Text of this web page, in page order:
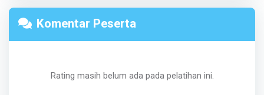
Komentar Peserta
Rating masih belum ada pada pelatihan ini.